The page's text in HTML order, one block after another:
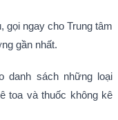
gọi ngay cho Trung tâm
gần nhất.
danh sách những loại
toa và thuốc không kê